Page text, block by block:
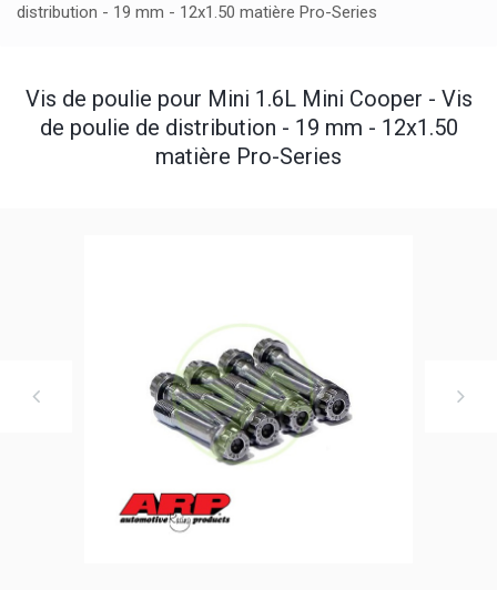
distribution - 19 mm - 12x1.50 matière Pro-Series
Vis de poulie pour Mini 1.6L Mini Cooper - Vis
de poulie de distribution - 19 mm - 12x1.50
matière Pro-Series